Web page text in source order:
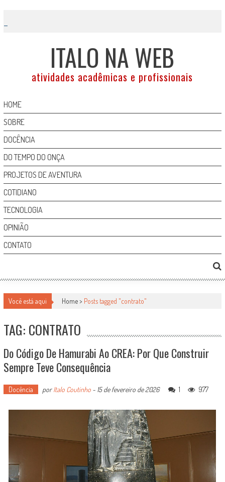
content
ITALO NA WEB
atividades acadêmicas e profissionais
HOME
SOBRE
DOCÊNCIA
DO TEMPO DO ONÇA
PROJETOS DE AVENTURA
COTIDIANO
TECNOLOGIA
OPINIÃO
CONTATO
Você está aqui Home > Posts tagged "contrato"
TAG: CONTRATO
Do Código De Hamurabi Ao CREA: Por Que Construir
Sempre Teve Consequência
Docência porItalo Coutinho- 15 de fevereiro de 2026 1 977